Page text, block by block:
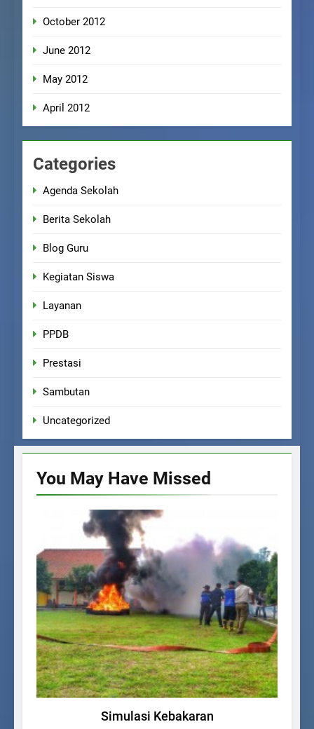
October 2012
June 2012
May 2012
April 2012
Categories
Agenda Sekolah
Berita Sekolah
Blog Guru
Kegiatan Siswa
Layanan
PPDB
Prestasi
Sambutan
Uncategorized
You May Have Missed
BERITA SEKOLAH
Simulasi Kebakaran